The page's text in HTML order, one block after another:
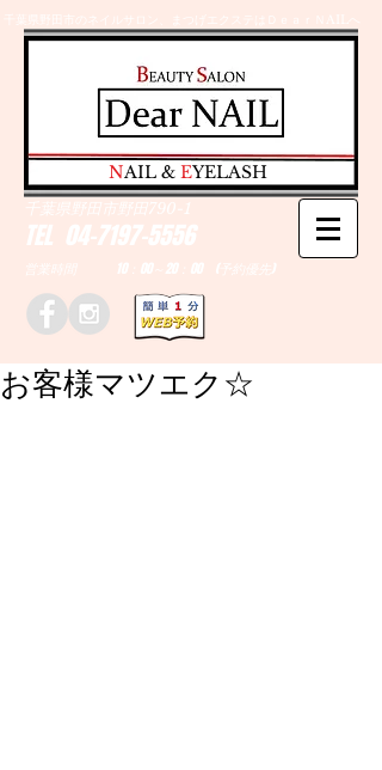
千葉県野田市のネイルサロン、まつげエクステはＤｅａｒＮAILへ
TEL 04-7197-5556
営業時間 10：00～20：00 (予約優先)
千葉県野田市野田790-1
​NAIL & EYELASH
お客様マツエク☆